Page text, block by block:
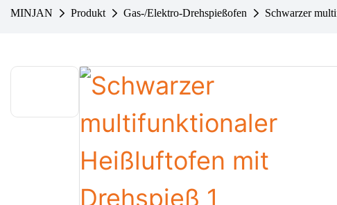
MINJAN Produkt Gas-/Elektro-Drehspießofen Schwarzer